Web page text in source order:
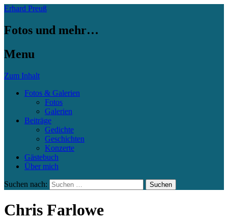
Erhard Preuß
Fotos und mehr…
Menu
Zum Inhalt
Fotos & Galerien
Fotos
Galerien
Beiträge
Gedichte
Geschichten
Konzerte
Gästebuch
Über mich
Suchen nach:
Chris Farlowe